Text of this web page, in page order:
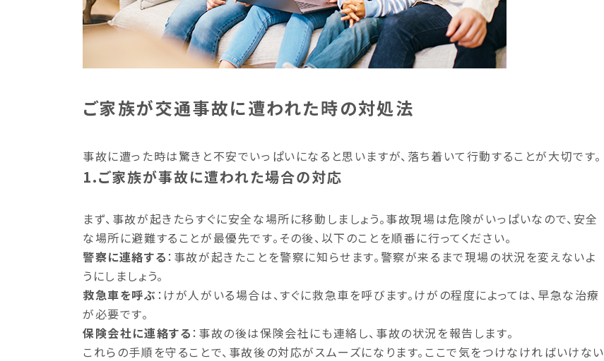
ご家族が交通事故に遭われた時の対処法
事故に遭った時は驚きと不安でいっぱいになると思いますが、落ち着いて行動することが大切です。
1.ご家族が事故に遭われた場合の対応
まず、事故が起きたらすぐに安全な場所に移動しましょう。事故現場は危険がいっぱいなので、安全
な場所に避難することが最優先です。その後、以下のことを順番に行ってください。
警察に連絡する ：事故が起きたことを警察に知らせます。警察が来るまで現場の状況を変えないよ
うにしましょう。
救急車を呼ぶ ：けが人がいる場合は、すぐに救急車を呼びます。けがの程度によっては、早急な治療
が必要です。
保険会社に連絡する ：事故の後は保険会社にも連絡し、事故の状況を報告します。
これらの手順を守ることで、事故後の対応がスムーズになります。ここで気をつけなければいけない